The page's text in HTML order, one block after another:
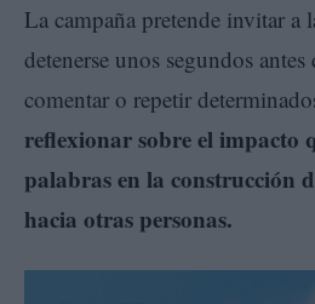
La campaña pretende invitar a
detenerse unos segundos
comentar o repetir
reflexionar sobre el impacto
palabras en la construcción
hacia otras personas.